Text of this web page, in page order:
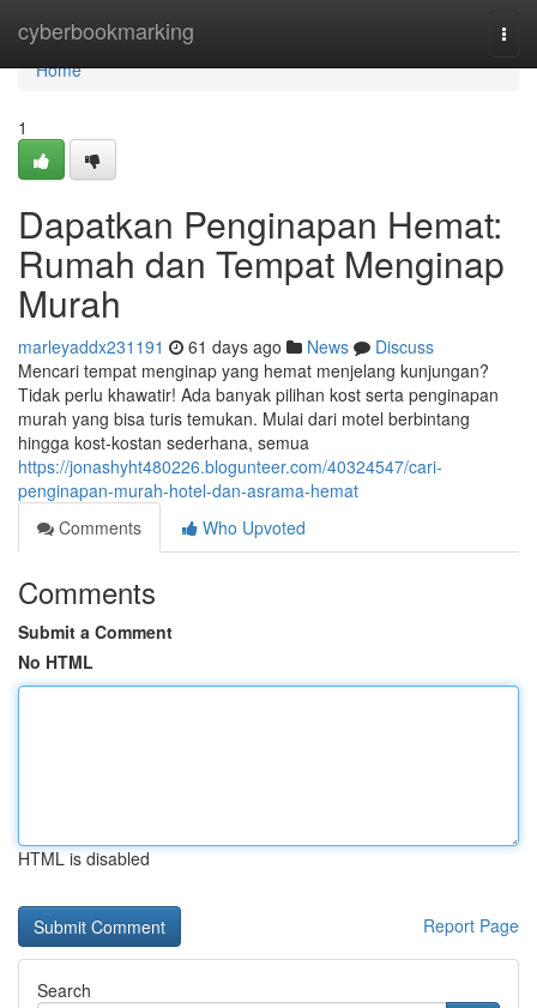
cyberbookmarking
Home
Home
1
Dapatkan Penginapan Hemat:
Rumah dan Tempat Menginap
Murah
marleyaddx231191 61 days ago News
Discuss
Mencari tempat menginap yang hemat menjelang kunjungan?
Tidak perlu khawatir! Ada banyak pilihan kost serta penginapan
murah yang bisa turis temukan. Mulai dari motel berbintang
hingga kost-kostan sederhana, semua
https://jonashyht480226.blogunteer.com/40324547/cari-
penginapan-murah-hotel-dan-asrama-hemat
Comments
Who Upvoted
Comments
Submit a Comment
No HTML
HTML is disabled
Report Page
Search